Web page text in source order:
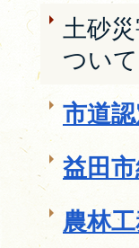
土砂
ついて
市道
益田
農林